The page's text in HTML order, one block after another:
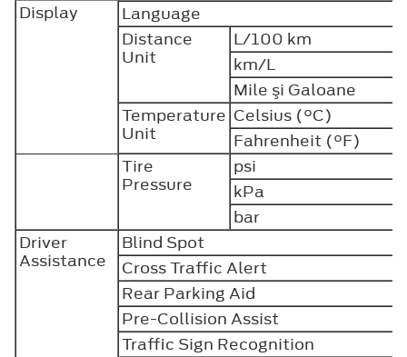
Display
Language
Distance
Unit
L/100 km
km/L
Mile şi Galoane
Temperature
Unit
Celsius (°C)
Fahrenheit (°F)
Tire
Pressure
psi
kPa
bar
Driver
Assistance
Blind Spot
Cross Traffic Alert
Rear Parking Aid
Pre-Collision Assist
Traffic Sign Recognition